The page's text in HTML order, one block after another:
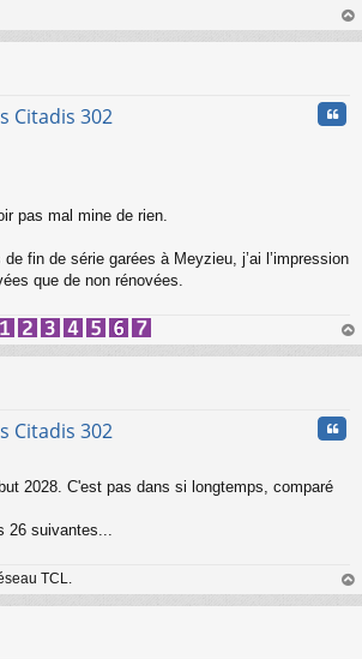
au
Citadis 302
pas mal mine de rien.
fin de série garées à Meyzieu, j’ai l’impression
que de non rénovées.
au
Citadis 302
2028. C'est pas dans si longtemps, comparé
26 suivantes...
TCL.
au